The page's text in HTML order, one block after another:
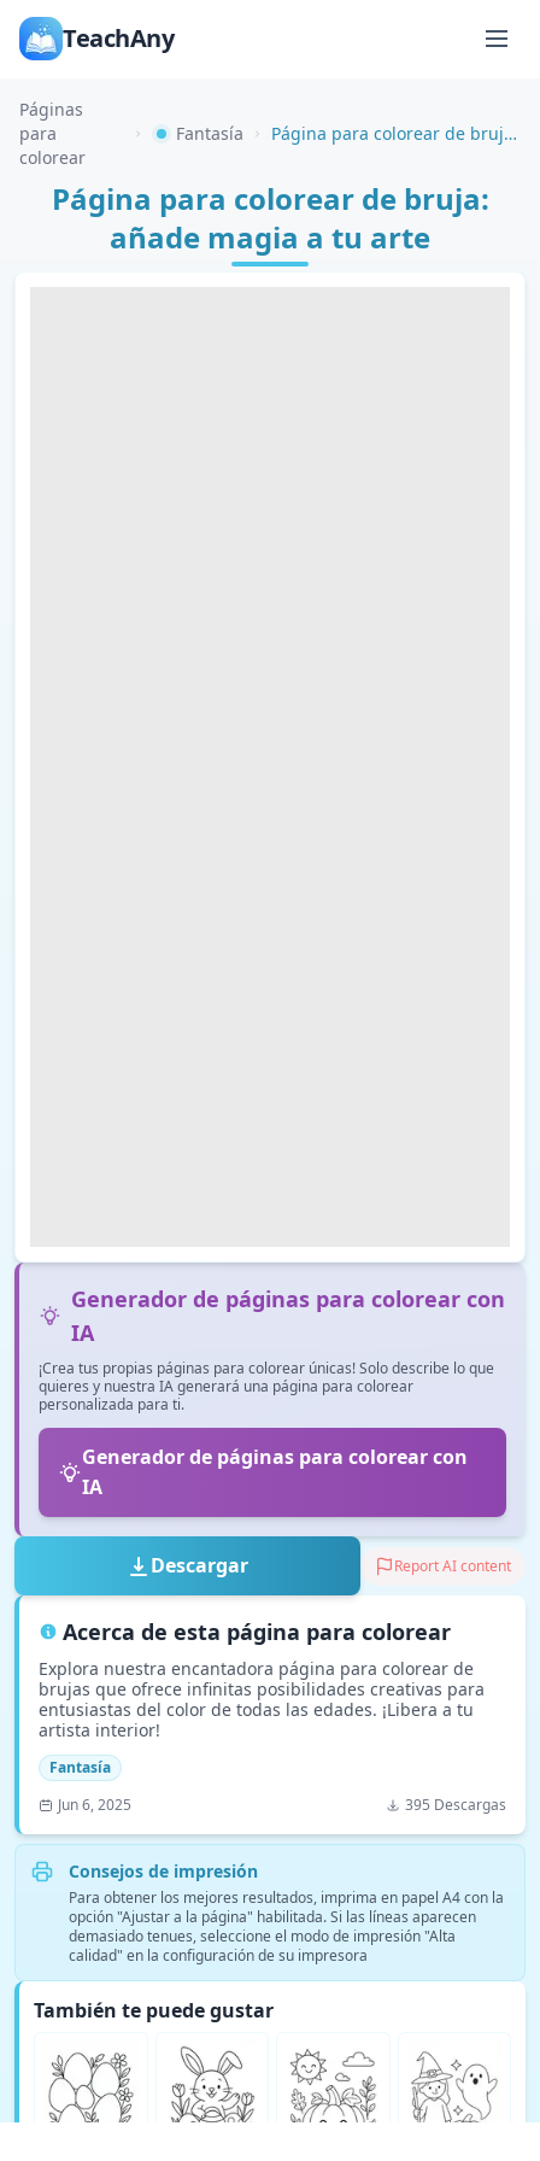
TeachAny
Páginas
para
colorear
Fantasía Página para colorear de bruja: añade magia a tu arte
Página para colorear de bruja:
añade magia a tu arte
Generador de páginas para colorear con
IA
¡Crea tus propias páginas para colorear únicas! Solo describe lo que
quieres y nuestra IA generará una página para colorear
personalizada para ti.
Generador de páginas para colorear con
IA
Descargar Report AI content
Acerca de esta página para colorear
Explora nuestra encantadora página para colorear de
brujas que ofrece infinitas posibilidades creativas para
entusiastas del color de todas las edades. ¡Libera a tu
artista interior!
Fantasía
Jun 6, 2025
395 Descargas
Consejos de impresión
Para obtener los mejores resultados, imprima en papel A4 con la
opción "Ajustar a la página" habilitada. Si las líneas aparecen
demasiado tenues, seleccione el modo de impresión "Alta
calidad" en la configuración de su impresora
También te puede gustar